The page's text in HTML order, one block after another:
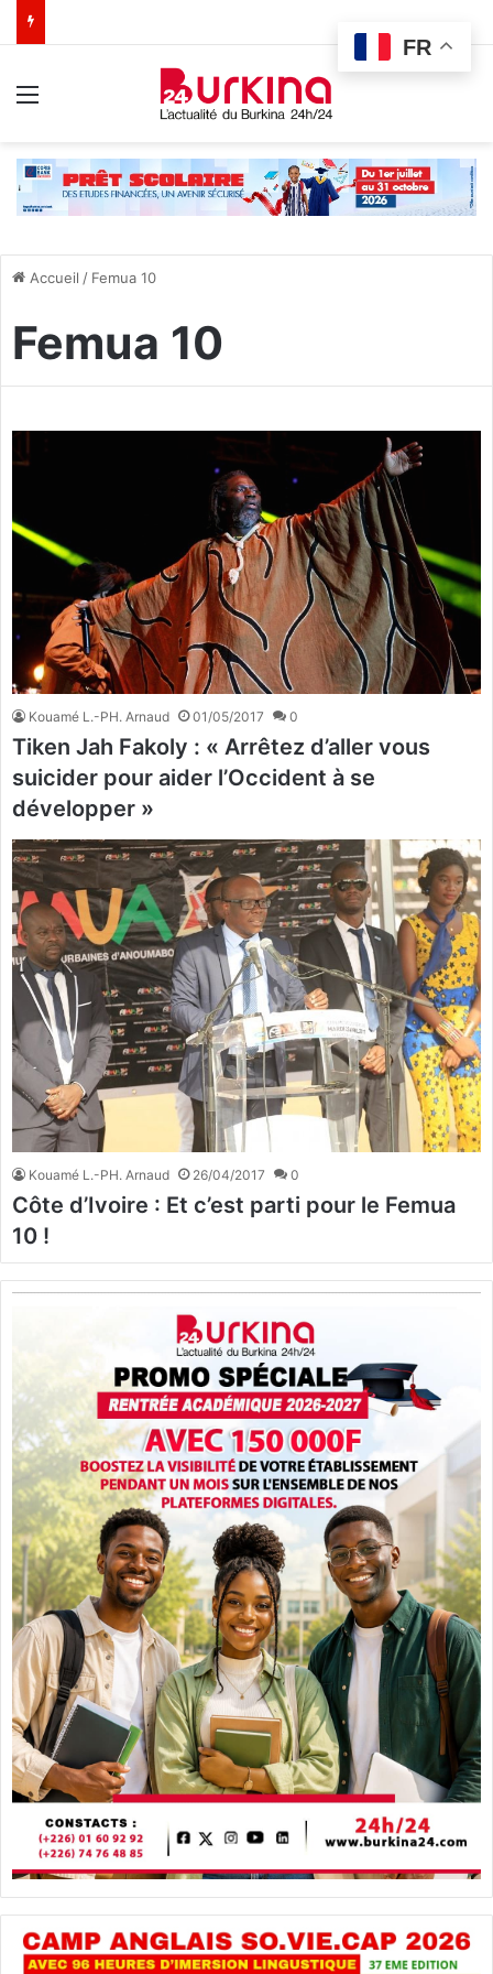
Accueil / Femua 10
Femua 10
Kouamé L.-PH. Arnaud 01/05/2017 0
Tiken Jah Fakoly : « Arrêtez d’aller vous
suicider pour aider l’Occident à se
développer »
Kouamé L.-PH. Arnaud 26/04/2017 0
Côte d’Ivoire : Et c’est parti pour le Femua
10 !
FR